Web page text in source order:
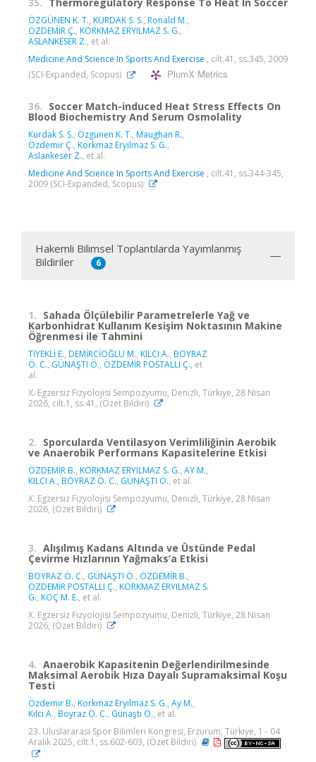
35. Thermoregulatory Response To Heat In Soccer
ÖZGÜNEN K. T., KURDAK S. S., Ronald M.,
ÖZDEMİR Ç., KORKMAZ ERYILMAZ S. G.,
ASLANKESER Z., et al.
Medicine And Science In Sports And Exercise , cilt.41, ss.345, 2009
(SCI-Expanded, Scopus)
PlumX Metrics
36. Soccer Match-induced Heat Stress Effects On
Blood Biochemistry And Serum Osmolality
Kurdak S. S., Özgünen K. T., Maughan R.,
Özdemir Ç., Korkmaz Eryılmaz S. G.,
Aslankeser Z., et al.
Medicine And Science In Sports And Exercise , cilt.41, ss.344-345,
2009 (SCI-Expanded, Scopus)
Hakemli Bilimsel Toplantılarda Yayımlanmış
Bildiriler
6
1. Sahada Ölçülebilir Parametrelerle Yağ ve
Karbonhidrat Kullanım Kesişim Noktasının Makine
Öğrenmesi ile Tahmini
TİYEKLİ E., DEMİRCİOĞLU M., KILCI A., BOYRAZ
Ö. C., GÜNAŞTI Ö., ÖZDEMİR POSTALLI Ç., et
al.
X. Egzersiz Fizyolojisi Sempozyumu, Denizli, Türkiye, 28 Nisan
2026, cilt.1, ss.41, (Özet Bildiri)
2. Sporcularda Ventilasyon Verimliliğinin Aerobik
ve Anaerobik Performans Kapasitelerine Etkisi
ÖZDEMİR B., KORKMAZ ERYILMAZ S. G., AY M.,
KILCI A., BOYRAZ Ö. C., GÜNAŞTI Ö., et al.
X. Egzersiz Fizyolojisi Sempozyumu, Denizli, Türkiye, 28 Nisan
2026, (Özet Bildiri)
3. Alışılmış Kadans Altında ve Üstünde Pedal
Çevirme Hızlarının Yağmaks’a Etkisi
BOYRAZ Ö. C., GÜNAŞTI Ö., ÖZDEMİR B.,
ÖZDEMİR POSTALLI Ç., KORKMAZ ERYILMAZ S.
G., KOÇ M. E., et al.
X. Egzersiz Fizyolojisi Sempozyumu, Denizli, Türkiye, 28 Nisan
2026, (Özet Bildiri)
4. Anaerobik Kapasitenin Değerlendirilmesinde
Maksimal Aerobik Hıza Dayalı Supramaksimal Koşu
Testi
Özdemir B., Korkmaz Eryılmaz S. G., Ay M.,
Kılcı A., Boyraz Ö. C., Günaştı Ö., et al.
23. Uluslararası Spor Bilimleri Kongresi, Erzurum, Türkiye, 1 - 04
Aralık 2025, cilt.1, ss.602-603, (Özet Bildiri)